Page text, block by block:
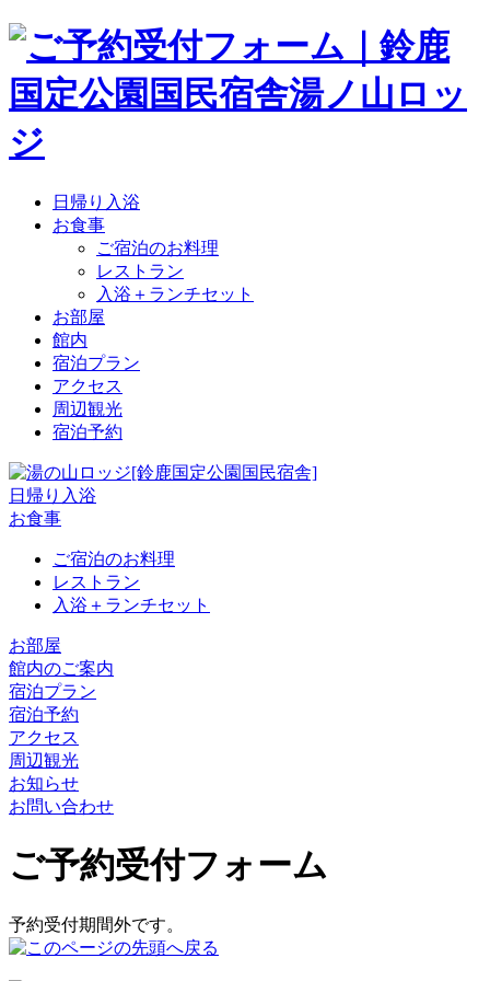
日帰り入浴
お食事
ご宿泊のお料理
レストラン
入浴＋ランチセット
お部屋
館内
宿泊プラン
アクセス
周辺観光
宿泊予約
日帰り入浴
お食事
ご宿泊のお料理
レストラン
入浴＋ランチセット
お部屋
館内のご案内
宿泊プラン
宿泊予約
アクセス
周辺観光
お知らせ
お問い合わせ
ご予約受付フォーム
予約受付期間外です。